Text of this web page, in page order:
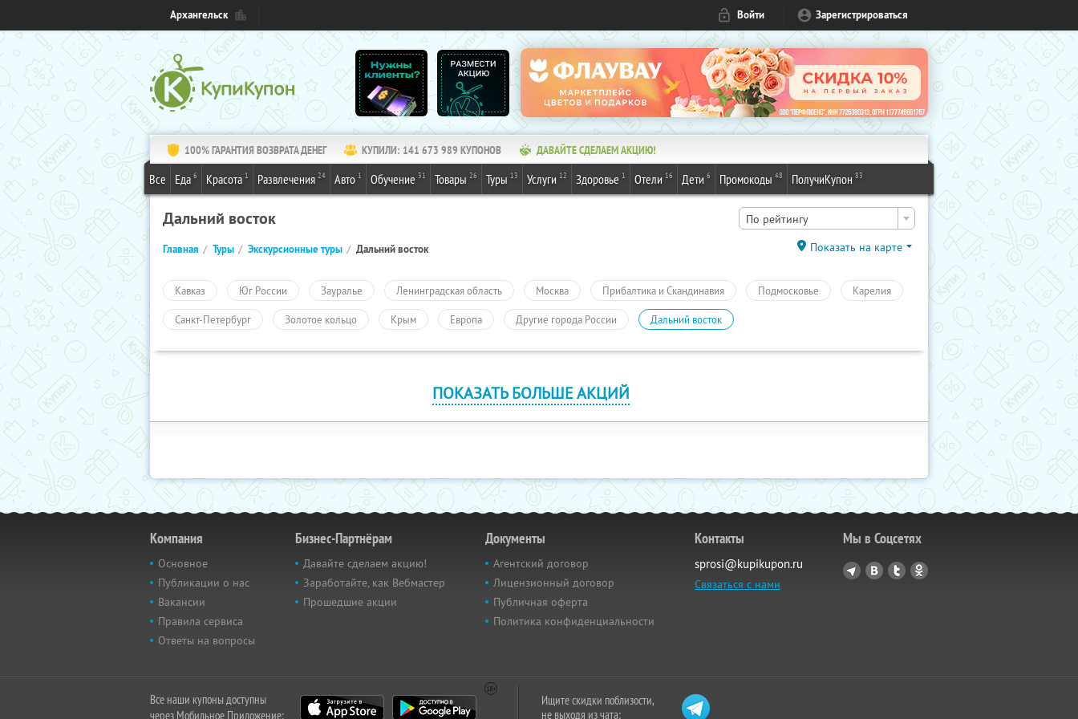
Архангельск Войти Зарегистрироваться
100% ГАРАНТИЯ ВОЗВРАТА ДЕНЕГ КУПИЛИ: 141 673 989 КУПОНОВ ДАВАЙТЕ СДЕЛАЕМ АКЦИЮ!
Все Еда 6 Красота 1 Развлечения 24 Авто 1 Обучение 31 Товары 26 Туры 13 Услуги 12 Здоровье 1 Отели 16 Дети 6 Промокоды 48 ПолучиКупон 83
Дальний восток По рейтингу
Главная Туры Экскурсионные туры Дальний восток Показать на карте
Кавказ Юг России Зауралье Ленинградская область Москва Прибалтика и Скандинавия Подмосковье Карелия
Санкт-Петербург Золотое кольцо Крым Европа Другие города России Дальний восток
ПОКАЗАТЬ БОЛЬШЕ АКЦИЙ
Компания
Основное
Публикации о нас
Вакансии
Правила сервиса
Ответы на вопросы
Бизнес-Партнёрам
Давайте сделаем акцию!
Заработайте, как Вебмастер
Прошедшие акции
Документы
Агентский договор
Лицензионный договор
Публичная оферта
Политика конфиденциальности
Контакты
sprosi@kupikupon.ru
Связаться с нами
Мы в Соцсетях
Все наши купоны доступны
через Мобильное Приложение:
Ищите скидки поблизости,
не выходя из чата: